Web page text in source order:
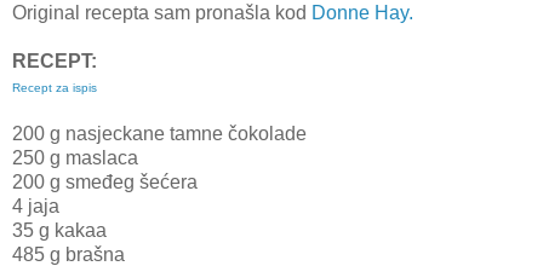
Original recepta sam pronašla kod Donne Hay.
RECEPT:
Recept za ispis
200 g nasjeckane tamne čokolade
250 g maslaca
200 g smeđeg šećera
4 jaja
35 g kakaa
485 g brašna